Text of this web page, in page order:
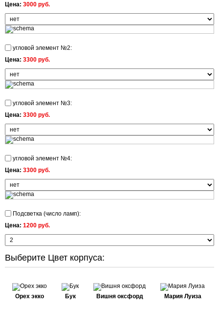
Цена: 3000 руб.
угловой элемент №2:
Цена: 3300 руб.
угловой элемент №3:
Цена: 3300 руб.
угловой элемент №4:
Цена: 3300 руб.
Подсветка (число ламп):
Цена: 1200 руб.
Выберите Цвет корпуса:
Орех экко Бук Вишня оксфорд Мария Луиза